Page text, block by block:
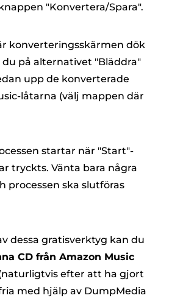
"Konvertera/Spara".
konverteringsskärmen dök
på alternativet "Bläddra"
upp de konverterade
låtarna (välj mappen där
startar när "Start"-
tryckts. Vänta bara några
processen ska slutföras
dessa gratisverktyg kan du
CD från Amazon Music
efter att ha gjort
med hjälp av DumpMedia